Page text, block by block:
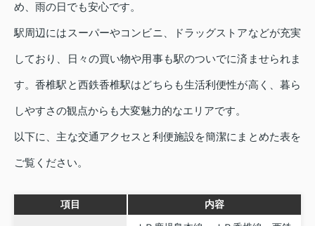
め、雨の日でも安心です。
駅周辺にはスーパーやコンビニ、ドラッグストアなどが充実
しており、日々の買い物や用事も駅のついでに済ませられま
す。香椎駅と西鉄香椎駅はどちらも生活利便性が高く、暮ら
しやすさの観点からも大変魅力的なエリアです。
以下に、主な交通アクセスと利便施設を簡潔にまとめた表を
ご覧ください。
項目 内容